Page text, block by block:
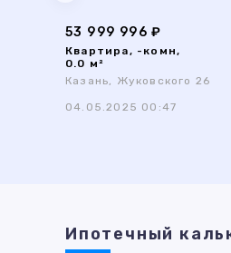
53 999 996 ₽
Квартира, -комн,
0.0 м²
Казань, Жуковского 26
04.05.2025 00:47
Ипотечный